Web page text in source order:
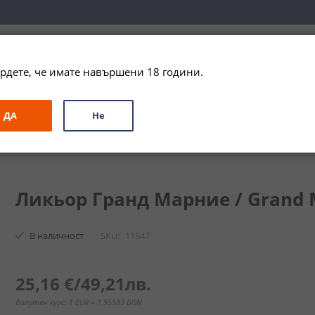
ЗА ПОДАРЪК ПРОМО СПЕЦИАЛНИ ПРЕДЛОЖЕНИЯ
/ Grand Marnier Liqueur
Ликьор Гранд Марние / Grand
В наличност SKU 11847
25,16 €/49,21лв.
Валутен курс: 1 EUR = 1.95583 BGN
че имате навършени 18 години.
ДА Не